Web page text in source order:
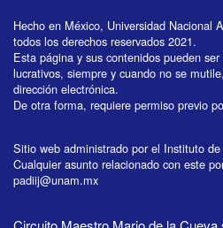
Hecho en México, Universidad Nacional
todos los derechos reservados 2021.
Esta página y sus contenidos pueden
lucrativos, siempre y cuando no se
dirección electrónica.
De otra forma, requiere permiso previo
Sitio web administrado por el Instituto
Cualquier asunto relacionado con este
padiij@unam.mx